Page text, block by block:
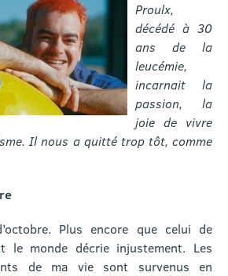
Proulx,
décédé à 30
ans de la
leucémie,
incarnait la
passion, la
joie de vivre
Il nous a quitté trop tôt, comme
Plus encore que celui de
le monde décrie injustement. Les
de ma vie sont survenus en